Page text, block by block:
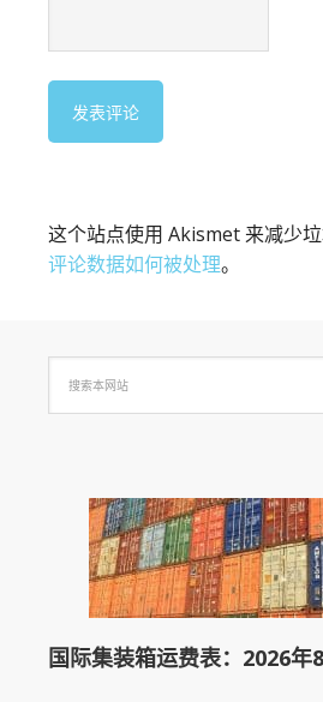
这个站点使用 Akismet 来减少垃
评论数据如何被处理。
国际集装箱运费表：2026年